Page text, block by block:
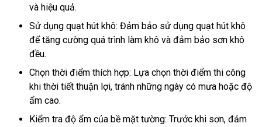
và hiệu quả.
Sử dụng quạt hút khô: Đảm bảo sử dụng quạt hút khô
để tăng cường quá trình làm khô và đảm bảo sơn khô
đều.
Chọn thời điểm thích hợp: Lựa chọn thời điểm thi công
khi thời tiết thuận lợi, tránh những ngày có mưa hoặc độ
ẩm cao.
Kiểm tra độ ẩm của bề mặt tường: Trước khi sơn, đảm